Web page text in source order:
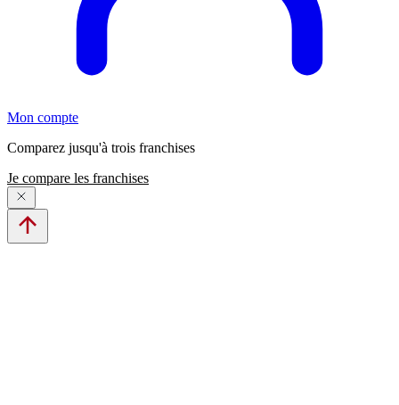
Mon compte
Comparez jusqu'à trois franchises
Je compare les franchises